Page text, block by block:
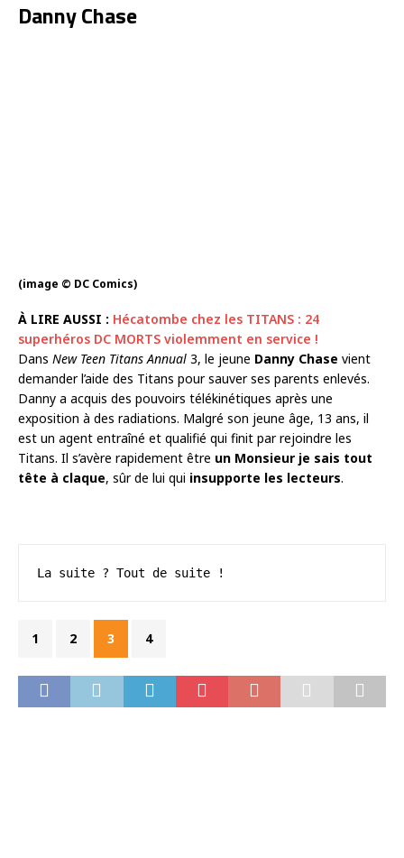
Danny Chase
(image © DC Comics)
À LIRE AUSSI : Hécatombe chez les TITANS : 24
superhéros DC MORTS violemment en service !
Dans New Teen Titans Annual 3, le jeune Danny Chase vient
demander l’aide des Titans pour sauver ses parents enlevés.
Danny a acquis des pouvoirs télékinétiques après une
exposition à des radiations. Malgré son jeune âge, 13 ans, il
est un agent entraîné et qualifié qui finit par rejoindre les
Titans. Il s’avère rapidement être un Monsieur je sais tout
tête à claque, sûr de lui qui insupporte les lecteurs.
La suite ? Tout de suite !
1 2 3 4